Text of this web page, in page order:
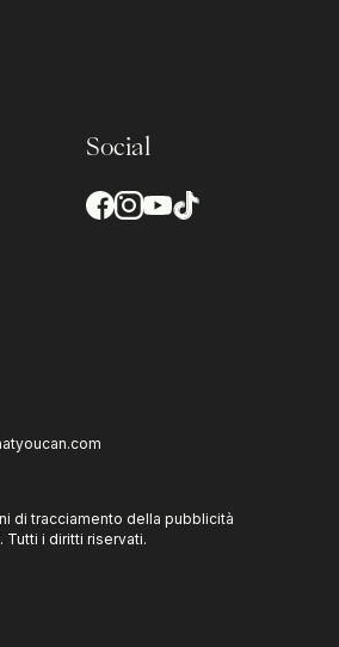
Social
di tracciamento della pubblicità
Tutti i diritti riservati.